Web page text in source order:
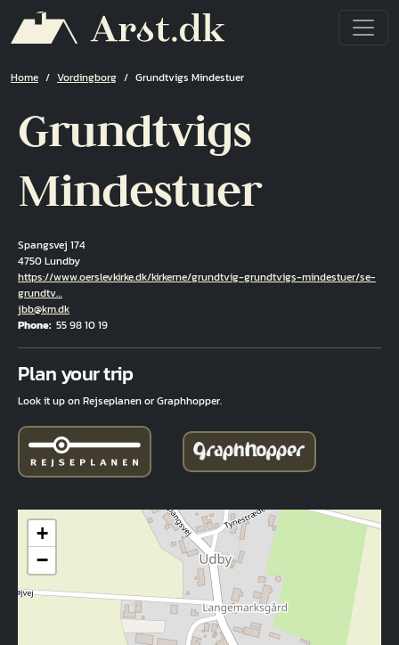
Breadcrumb
Home Vordingborg Grundtvigs Mindestuer
Grundtvigs
Mindestuer
Spangsvej 174
4750 Lundby
Hjemmeside
https://www.oerslevkirke.dk/kirkerne/grundtvig-grundtvigs-mindestuer/se-
grundtv…
Email
jbb@km.dk
Phone 55 98 10 19
Plan your trip
Look it up on Rejseplanen or Graphhopper.
+
−